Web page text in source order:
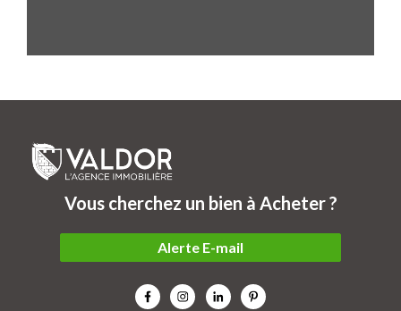
Vous cherchez un bien à Acheter ?
Alerte E-mail